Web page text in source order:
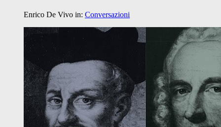
Enrico De Vivo in: Conversazioni